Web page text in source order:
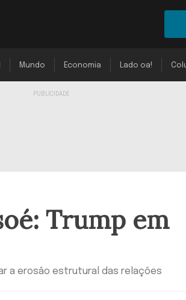
Mundo Economia Lado oa!
Trump em
a erosão estrutural das relações